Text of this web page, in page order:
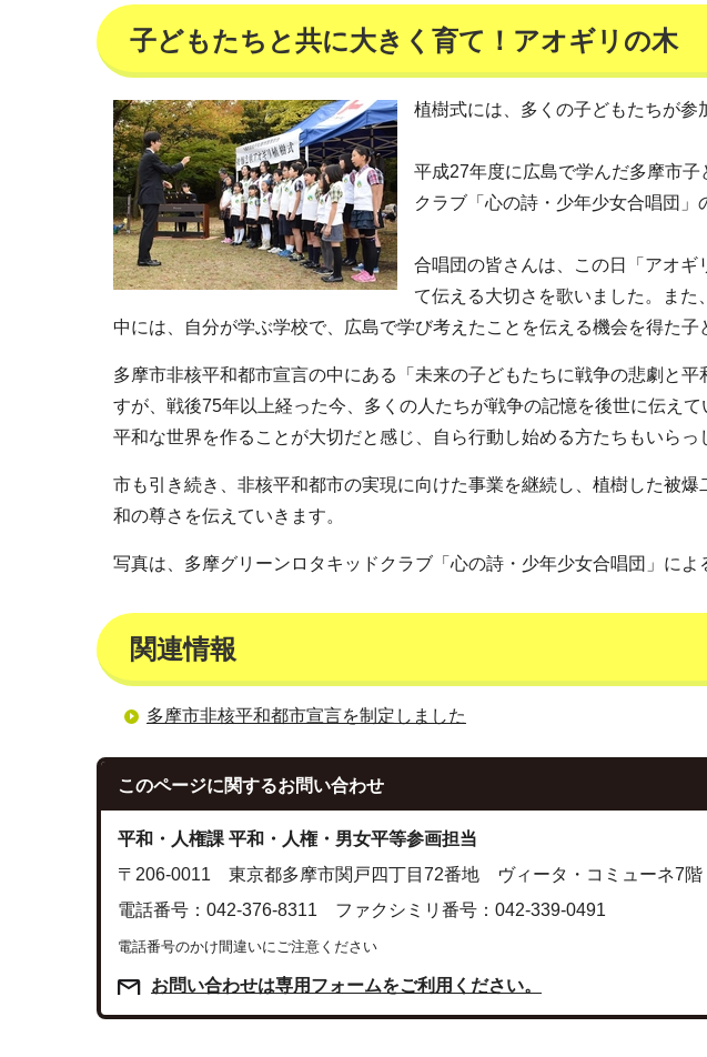
子どもたちと共に大きく育て！アオギリの木
植樹式には、多くの子どもたちが参
平成27年度に広島で学んだ多摩市
クラブ「心の詩・少年少女合唱団」
合唱団の皆さんは、この日「アオ
て伝える大切さを歌いました。ま
中には、自分が学ぶ学校で、広島で学び考えたことを伝える機会を得た子
多摩市非核平和都市宣言の中にある「未来の子どもたちに戦争の悲劇と
すが、戦後75年以上経った今、多くの人たちが戦争の記憶を後世に伝えて
平和な世界を作ることが大切だと感じ、自ら行動し始める方たちもいらっ
市も引き続き、非核平和都市の実現に向けた事業を継続し、植樹した被
和の尊さを伝えていきます。
写真は、多摩グリーンロタキッドクラブ「心の詩・少年少女合唱団」によ
関連情報
多摩市非核平和都市宣言を制定しました
このページに関するお問い合わせ
平和・人権課 平和・人権・男女平等参画担当
〒206-0011 東京都多摩市関戸四丁目72番地 ヴィータ・コミューネ7階
電話番号：042-376-8311 ファクシミリ番号：042-339-0491
電話番号のかけ間違いにご注意ください
お問い合わせは専用フォームをご利用ください。